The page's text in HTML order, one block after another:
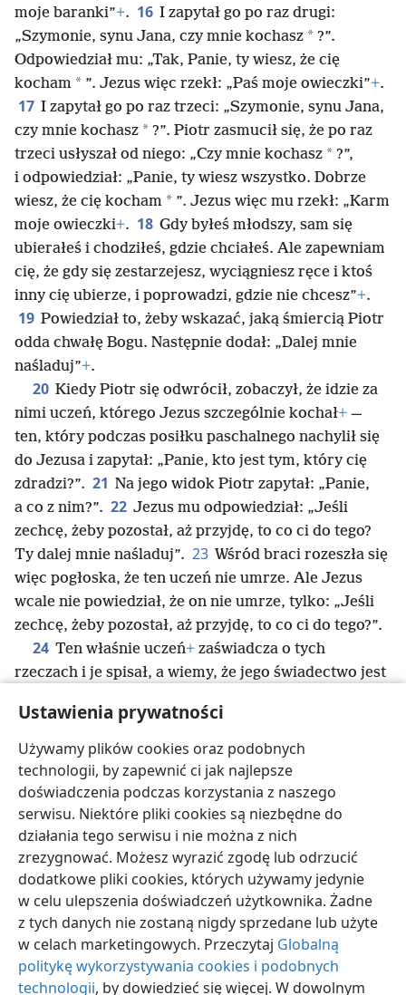
Ustawienia prywatności
Używamy plików cookies oraz podobnych
technologii, by zapewnić ci jak najlepsze
doświadczenia podczas korzystania z naszego
serwisu. Niektóre pliki cookies są niezbędne do
działania tego serwisu i nie można z nich
zrezygnować. Możesz wyrazić zgodę lub odrzucić
dodatkowe pliki cookies, których używamy jedynie
w celu ulepszenia doświadczeń użytkownika. Żadne
z tych danych nie zostaną nigdy sprzedane lub użyte
w celach marketingowych. Przeczytaj Globalną
politykę wykorzystywania cookies i podobnych
technologii, by dowiedzieć się więcej. W dowolnym
moje baranki”+. 16 I zapytał go po raz drugi:
„Szymonie, synu Jana, czy mnie kochasz * ?”.
Odpowiedział mu: „Tak, Panie, ty wiesz, że cię
kocham * ”. Jezus więc rzekł: „Paś moje owieczki”+.
17 I zapytał go po raz trzeci: „Szymonie, synu Jana,
czy mnie kochasz * ?”. Piotr zasmucił się, że po raz
trzeci usłyszał od niego: „Czy mnie kochasz * ?”,
i odpowiedział: „Panie, ty wiesz wszystko. Dobrze
wiesz, że cię kocham * ”. Jezus więc mu rzekł: „Karm
moje owieczki+. 18 Gdy byłeś młodszy, sam się
ubierałeś i chodziłeś, gdzie chciałeś. Ale zapewniam
cię, że gdy się zestarzejesz, wyciągniesz ręce i ktoś
inny cię ubierze, i poprowadzi, gdzie nie chcesz”+.
19 Powiedział to, żeby wskazać, jaką śmiercią Piotr
odda chwałę Bogu. Następnie dodał: „Dalej mnie
naśladuj”+.
20 Kiedy Piotr się odwrócił, zobaczył, że idzie za
nimi uczeń, którego Jezus szczególnie kochał+ —
ten, który podczas posiłku paschalnego nachylił się
do Jezusa i zapytał: „Panie, kto jest tym, który cię
zdradzi?”. 21 Na jego widok Piotr zapytał: „Panie,
a co z nim?”. 22 Jezus mu odpowiedział: „Jeśli
zechcę, żeby pozostał, aż przyjdę, to co ci do tego?
Ty dalej mnie naśladuj”. 23 Wśród braci rozeszła się
więc pogłoska, że ten uczeń nie umrze. Ale Jezus
wcale nie powiedział, że on nie umrze, tylko: „Jeśli
zechcę, żeby pozostał, aż przyjdę, to co ci do tego?”.
24 Ten właśnie uczeń+ zaświadcza o tych
rzeczach i je spisał, a wiemy, że jego świadectwo jest
25 Jest zresztą wiele innych rzeczy, których Jezus
dokonał. Gdyby je opisano ze wszystkimi
szczegółami, myślę, że cały świat nie pomieściłby
spisanych zwojów+.
polski Udostępnij Ustawienia
Copyright © 2026 Watch Tower Bible and Tract Society of Pennsylvania
Warunki użytkowania Polityka prywatności
Ustawienia prywatności
JW.ORG
Zaloguj